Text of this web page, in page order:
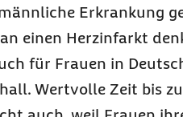
Erkrankung
einen Herzinfarkt
für Frauen in
Wertvolle Zeit bis